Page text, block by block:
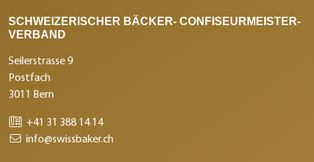
SCHWEIZERISCHER BÄCKER- CONFISEURMEISTER-
VERBAND
Seilerstrasse 9
Postfach
3011 Bern
+41 31 388 14 14
info@swissbaker.ch